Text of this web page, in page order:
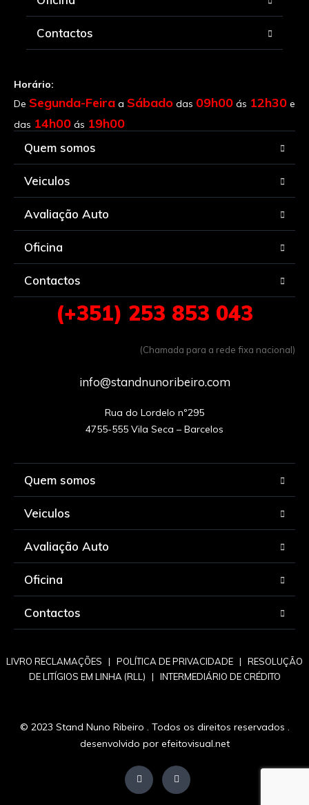
Contactos
Horário:
De Segunda-Feira a Sábado das 09h00 ás 12h30 e
das 14h00 ás 19h00
Quem somos
Veiculos
Avaliação Auto
Oficina
Contactos
(+351) 253 853 043
(Chamada para a rede fixa nacional)
info@standnunoribeiro.com
Rua do Lordelo nº295
Quem somos
Veiculos
Avaliação Auto
Oficina
Contactos
LIVRO RECLAMAÇÕES | POLÍTICA DE PRIVACIDADE | RESOLUÇÃO
DE LITÍGIOS EM LINHA (RLL) | INTERMEDIÁRIO DE CRÉDITO
© 2023 Stand Nuno Ribeiro . Todos os direitos reservados .
desenvolvido por efeitovisual.net